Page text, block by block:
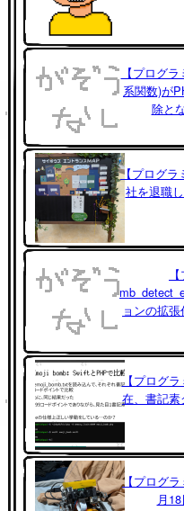
【プログ
系関数)が
除と
【プログラ
社を退職
ョンの拡
【プログラ
在、書記素
【プログ
月